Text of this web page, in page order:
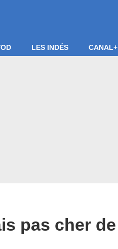
LES INDÉS CANAL+
pas cher de